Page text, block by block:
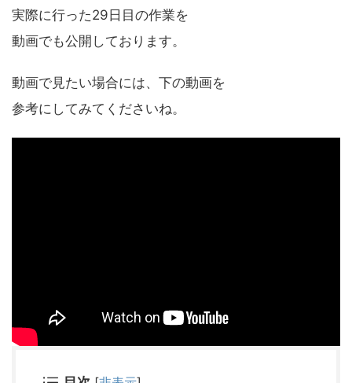
実際に行った29日目の作業を
動画でも公開しております。
動画で見たい場合には、下の動画を
参考にしてみてくださいね。